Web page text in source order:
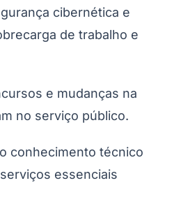
cibernética e
de trabalho e
e mudanças na
no serviço público.
conhecimento técnico
essenciais